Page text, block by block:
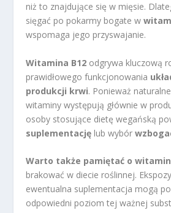
niż to znajdujące się w mięsie.
sięgać po pokarmy bogate w
wspomaga jego przyswajanie.
Witamina B12 odgrywa kluczową
prawidłowego funkcjonowania
produkcji krwi. Ponieważ
witaminy występują głównie w
osoby stosujące dietę wegańską
suplementację lub wybór
Warto także pamiętać o
brakować w diecie roślinnej.
ewentualna suplementacja mogą
odpowiedni poziom tej ważnej